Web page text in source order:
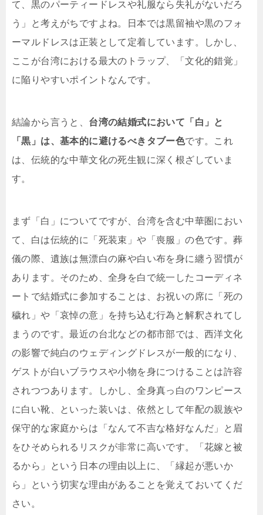
て、黒のパーティードレスや礼服なら失礼がないだろ
う」と考えがちですよね。日本では黒留袖や黒のフォ
ーマルドレスは正装として定着しています。しかし、
ここが台湾における最大のトラップ、「文化的錯覚」
に陥りやすいポイントなんです。
結論から言うと、 台湾の結婚式において「白」と
「黒」は、基本的に避けるべきタブー色です。これ
は、伝統的な中華文化の死生観に深く根ざしていま
す。
まず「白」についてですが、台湾を含む中華圏におい
て、白は伝統的に「死装束」や「喪服」の色です。葬
儀の際、遺族は無漂白の麻や白い布を身に纏う習慣が
あります。そのため、全身を白で統一したコーディネ
ートで結婚式に参加することは、お祝いの席に「死の
穢れ」や「哀悼の意」を持ち込む行為と解釈されてし
まうのです。最近の台北などの都市部では、西洋文化
の影響で純白のウェディングドレスが一般的になり、
ゲストが白いブラウスや小物を身につけることは許容
されつつあります。しかし、全身真っ白のワンピース
に白い靴、といった装いは、依然として年配の親族や
保守的な家庭からは「なんて不吉な格好なんだ」と眉
をひそめられるリスクが非常に高いです。「花嫁と被
るから」という日本の理由以上に、「縁起が悪いか
ら」という切実な理由があることを覚えておいてくだ
さい。